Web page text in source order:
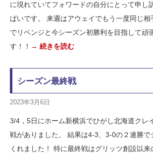
に現れていてフォワードの自分にとって申し
ぱいです。 来週はアウェイでもう一度同じ相
でリベンジと今シーズン初勝利を目指して頑
す！！ → 続きを読む
シーズン最終戦
2023年3月6日
3/4，5日にホーム新横浜でひがし北海道クレ
戦がありました。 結果は4-3、3-0の２連勝で
くれました！ 特に最終戦はグリッツ創設以来